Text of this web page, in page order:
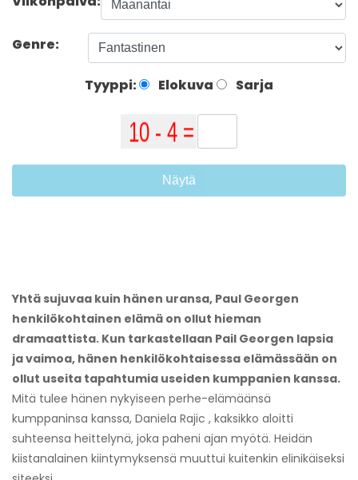
Genre:
Tyyppi: Elokuva Sarja
Näytä
Yhtä sujuvaa kuin hänen uransa, Paul Georgen
henkilökohtainen elämä on ollut hieman
dramaattista. Kun tarkastellaan Pail Georgen lapsia
ja vaimoa, hänen henkilökohtaisessa elämässään on
ollut useita tapahtumia useiden kumppanien kanssa.
Mitä tulee hänen nykyiseen perhe-elämäänsä
kumppaninsa kanssa, Daniela Rajic , kaksikko aloitti
suhteensa heittelynä, joka paheni ajan myötä. Heidän
kiistanalainen kiintymyksensä muuttui kuitenkin elinikäiseksi